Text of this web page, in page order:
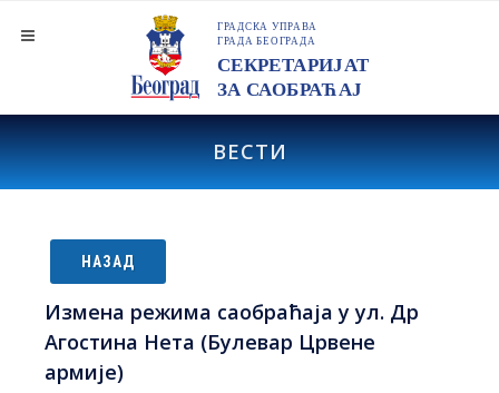
ВЕСТИ
НАЗАД
Измена режима саобраћаја у ул. Др
Агостина Нета (Булевар Црвене
армије)